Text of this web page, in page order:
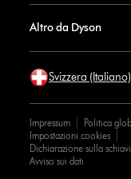
Altro da Dyson
Svizzera (Italiano)
Impressum Politica
Impostazioni cookies
Dichiarazione sulla
Avviso sui dati